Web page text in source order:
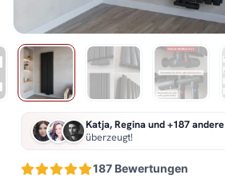
187 Bewertungen
Katja, Regina und +187 andere
überzeugt!